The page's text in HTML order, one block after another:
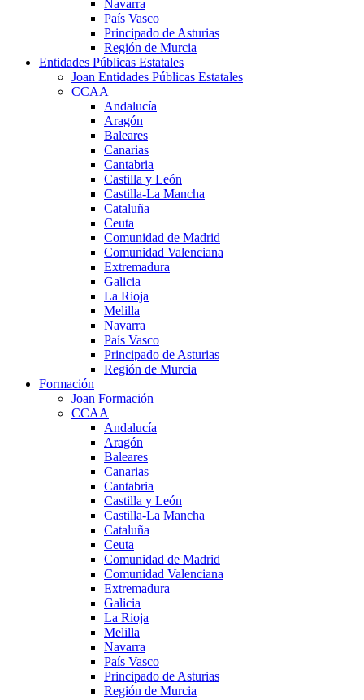
Navarra
País Vasco
Principado de Asturias
Región de Murcia
Entidades Públicas Estatales
Joan Entidades Públicas Estatales
CCAA
Andalucía
Aragón
Baleares
Canarias
Cantabria
Castilla y León
Castilla-La Mancha
Cataluña
Ceuta
Comunidad de Madrid
Comunidad Valenciana
Extremadura
Galicia
La Rioja
Melilla
Navarra
País Vasco
Principado de Asturias
Región de Murcia
Formación
Joan Formación
CCAA
Andalucía
Aragón
Baleares
Canarias
Cantabria
Castilla y León
Castilla-La Mancha
Cataluña
Ceuta
Comunidad de Madrid
Comunidad Valenciana
Extremadura
Galicia
La Rioja
Melilla
Navarra
País Vasco
Principado de Asturias
Región de Murcia